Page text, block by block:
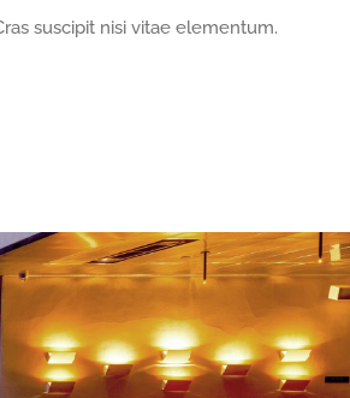
suscipit nisi vitae elementum.